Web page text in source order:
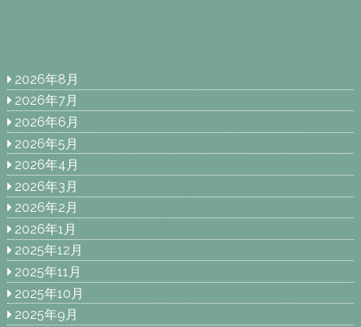
2026年8月
2026年7月
2026年6月
2026年5月
2026年4月
2026年3月
2026年2月
2026年1月
2025年12月
2025年11月
2025年10月
2025年9月